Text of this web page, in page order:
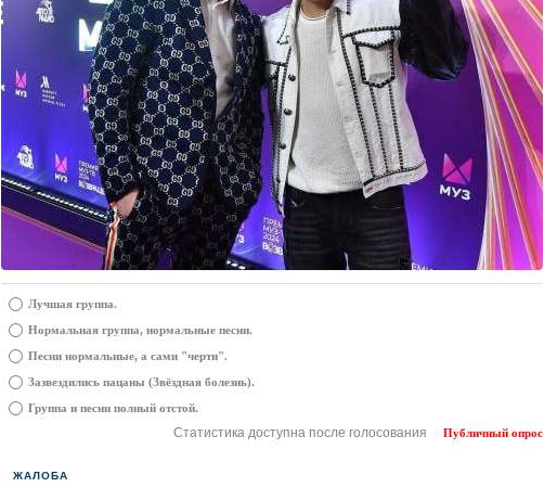
Лучшая группа.
Нормальная группа, нормальные песни.
Песни нормальные, а сами "черти".
Зазвездились пацаны (Звёздная болезнь).
Группа и песни полный отстой.
Статистика доступна после голосования Публичный опрос
ЖАЛОБА